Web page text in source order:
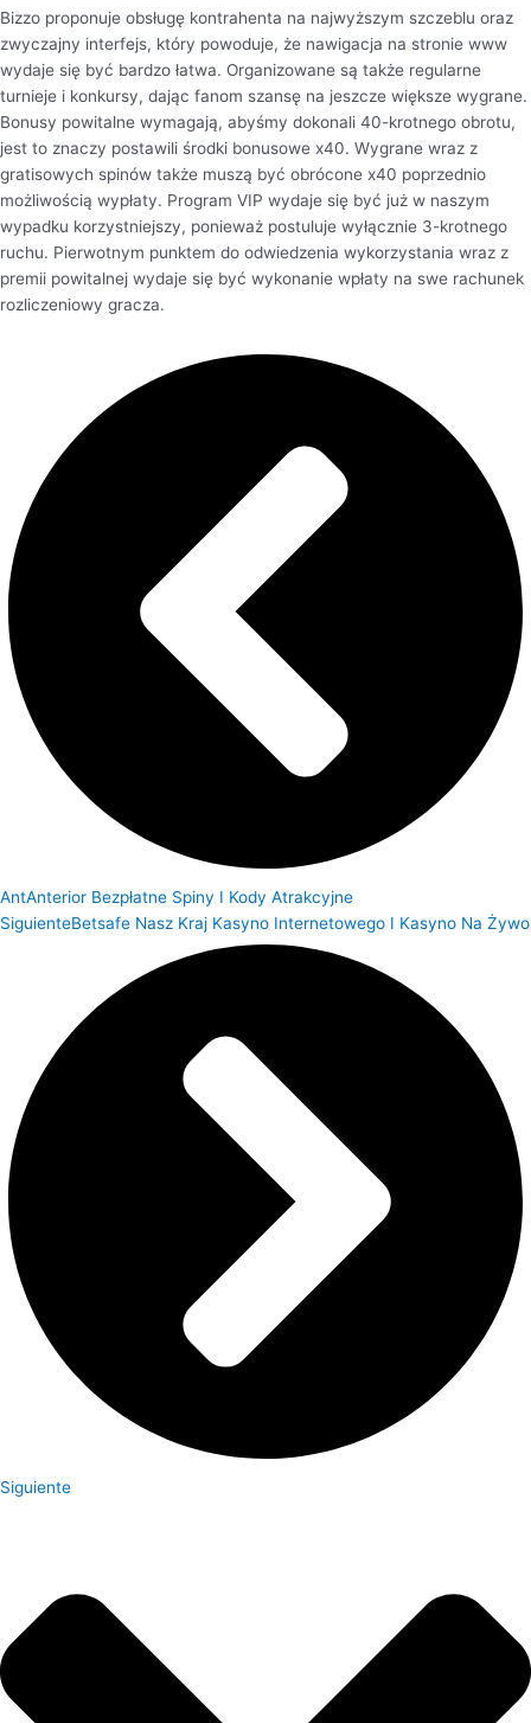
Bizzo proponuje obsługę kontrahenta na najwyższym szczeblu oraz
zwyczajny interfejs, który powoduje, że nawigacja na stronie www
wydaje się być bardzo łatwa. Organizowane są także regularne
turnieje i konkursy, dając fanom szansę na jeszcze większe wygrane.
Bonusy powitalne wymagają, abyśmy dokonali 40-krotnego obrotu,
jest to znaczy postawili środki bonusowe x40. Wygrane wraz z
gratisowych spinów także muszą być obrócone x40 poprzednio
możliwością wypłaty. Program VIP wydaje się być już w naszym
wypadku korzystniejszy, ponieważ postuluje wyłącznie 3-krotnego
ruchu. Pierwotnym punktem do odwiedzenia wykorzystania wraz z
premii powitalnej wydaje się być wykonanie wpłaty na swe rachunek
rozliczeniowy gracza.
AntAnterior Bezpłatne Spiny I Kody Atrakcyjne
SiguienteBetsafe Nasz Kraj Kasyno Internetowego I Kasyno Na Żywo
Siguiente